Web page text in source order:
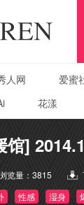
人网 爱蜜
花漾
]
览量： 3815
性感 湿身